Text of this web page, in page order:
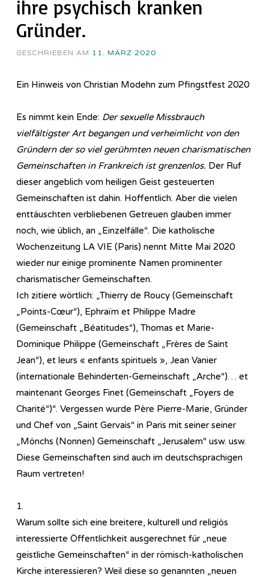
ihre psychisch kranken
Gründer.
GESCHRIEBEN AM 11. MÄRZ 2020
Ein Hinweis von Christian Modehn zum Pfingstfest 2020
Es nimmt kein Ende: Der sexuelle Missbrauch
vielfältigster Art begangen und verheimlicht von den
Gründern der so viel gerühmten neuen charismatischen
Gemeinschaften in Frankreich ist grenzenlos. Der Ruf
dieser angeblich vom heiligen Geist gesteuerten
Gemeinschaften ist dahin. Hoffentlich. Aber die vielen
enttäuschten verbliebenen Getreuen glauben immer
noch, wie üblich, an „Einzelfälle“. Die katholische
Wochenzeitung LA VIE (Paris) nennt Mitte Mai 2020
wieder nur einige prominente Namen prominenter
charismatischer Gemeinschaften.
Ich zitiere wörtlich: „Thierry de Roucy (Gemeinschaft
„Points-Cœur“), Ephraïm et Philippe Madre
(Gemeinschaft „Béatitudes“), Thomas et Marie-
Dominique Philippe (Gemeinschaft „Frères de Saint
Jean“), et leurs « enfants spirituels », Jean Vanier
(internationale Behinderten-Gemeinschaft „Arche“)… et
maintenant Georges Finet (Gemeinschaft „Foyers de
Charité“)“. Vergessen wurde Père Pierre-Marie, Gründer
und Chef von „Saint Gervais“ in Paris mit seiner seiner
„Mönchs (Nonnen) Gemeinschaft „Jerusalem“ usw. usw.
Diese Gemeinschaften sind auch im deutschsprachigen
Raum vertreten!
1.
Warum sollte sich eine breitere, kulturell und religiös
interessierte Öffentlichkeit ausgerechnet für „neue
geistliche Gemeinschaften“ in der römisch-katholischen
Kirche interessieren? Weil diese so genannten „neuen